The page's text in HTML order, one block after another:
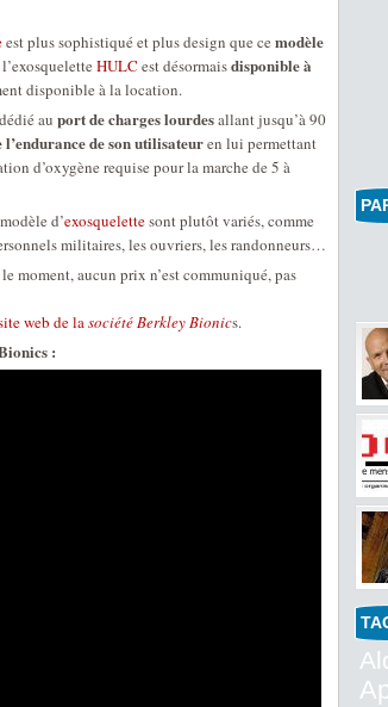
est plus sophistiqué et plus design que ce modèle
HULC est désormaisdisponible à
disponible à la location.
au port de charges lourdesallant jusqu’à 90
l’endurance de son utilisateuren lui permettant
d’oxygène requise pour la marche de 5 à
d’exosquelettesont plutôt variés, comme
militaires, les ouvriers, les randonneurs…
moment, aucun prix n’est communiqué, pas
web de lasociété Berkley Bionics.
: